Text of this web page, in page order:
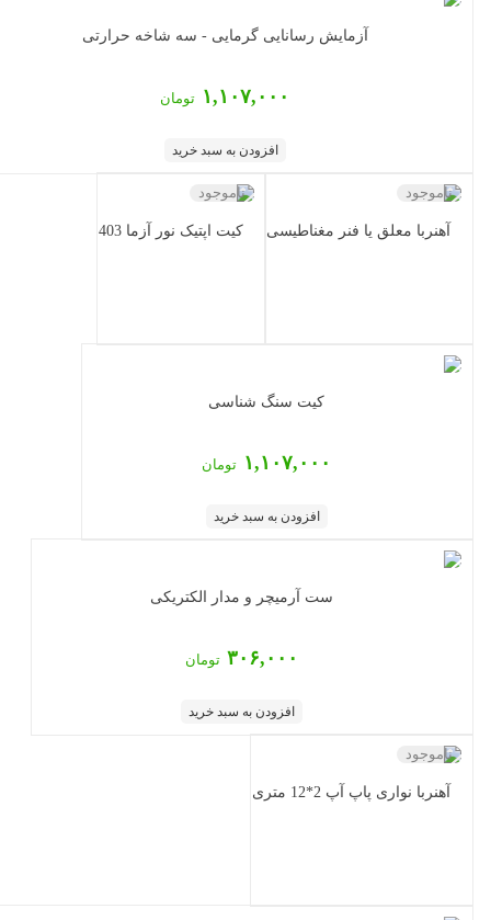
آزمایش رسانایی گرمایی - سه شاخه حرارتی
۱,۱۰۷,۰۰۰تومان
افزودن به سبد خرید
آهنربا معلق یا فنر مغناطیسی
ناموجود
کیت اپتیک نور آزما 403
ناموجود
کیت سنگ شناسی
۱,۱۰۷,۰۰۰تومان
افزودن به سبد خرید
ست آرمیچر و مدار الکتریکی
۳۰۶,۰۰۰ تومان
افزودن به سبد خرید
آهنربا نواری پاپ آپ 2*12 متری
ناموجود